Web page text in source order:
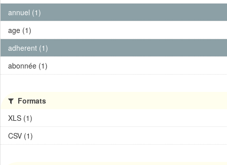
annuel (1)
age (1)
adherent (1)
abonnée (1)
Formats
XLS (1)
CSV (1)